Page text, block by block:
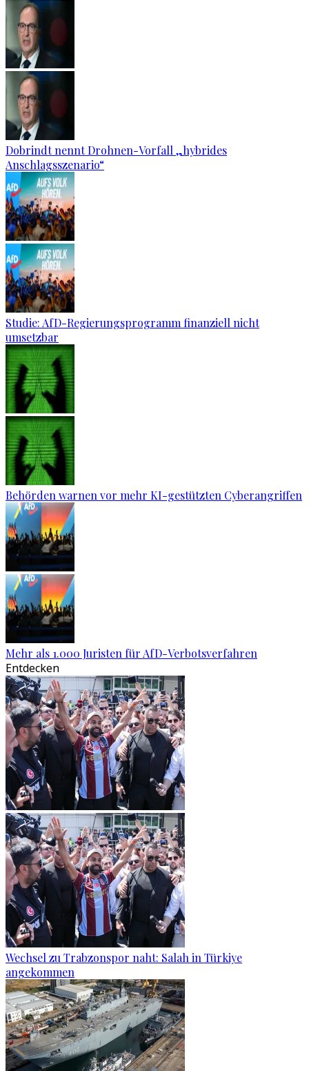
Dobrindt nennt Drohnen-Vorfall „hybrides
Anschlagsszenario“
Studie: AfD-Regierungsprogramm finanziell nicht
umsetzbar
Behörden warnen vor mehr KI-gestützten Cyberangriffen
Mehr als 1.000 Juristen für AfD-Verbotsverfahren
Entdecken
Wechsel zu Trabzonspor naht: Salah in Türkiye
angekommen